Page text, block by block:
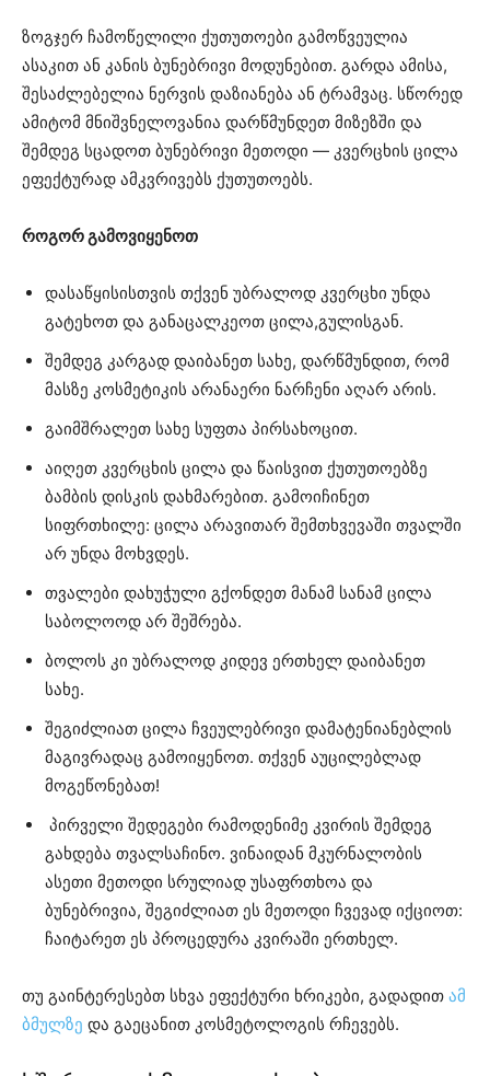
ზოგჯერ ჩამოწელილი ქუთუთოები გამოწვეულია
ასაკით ან კანის ბუნებრივი მოდუნებით. გარდა ამისა,
შესაძლებელია ნერვის დაზიანება ან ტრამვაც. სწორედ
ამიტომ მნიშვნელოვანია დარწმუნდეთ მიზეზში და
შემდეგ სცადოთ ბუნებრივი მეთოდი — კვერცხის ცილა
ეფექტურად ამკვრივებს ქუთუთოებს.
როგორ გამოვიყენოთ
დასაწყისისთვის თქვენ უბრალოდ კვერცხი უნდა
გატეხოთ და განაცალკეოთ ცილა,გულისგან.
შემდეგ კარგად დაიბანეთ სახე, დარწმუნდით, რომ
მასზე კოსმეტიკის არანაერი ნარჩენი აღარ არის.
გაიმშრალეთ სახე სუფთა პირსახოცით.
აიღეთ კვერცხის ცილა და წაისვით ქუთუთოებზე
ბამბის დისკის დახმარებით. გამოიჩინეთ
სიფრთხილე: ცილა არავითარ შემთხვევაში თვალში
არ უნდა მოხვდეს.
თვალები დახუჭული გქონდეთ მანამ სანამ ცილა
საბოლოოდ არ შეშრება.
ბოლოს კი უბრალოდ კიდევ ერთხელ დაიბანეთ
სახე.
შეგიძლიათ ცილა ჩვეულებრივი დამატენიანებლის
მაგივრადაც გამოიყენოთ. თქვენ აუცილებლად
მოგეწონებათ!
პირველი შედეგები რამოდენიმე კვირის შემდეგ
გახდება თვალსაჩინო. ვინაიდან მკურნალობის
ასეთი მეთოდი სრულიად უსაფრთხოა და
ბუნებრივია, შეგიძლიათ ეს მეთოდი ჩვევად იქციოთ:
ჩაიტარეთ ეს პროცედურა კვირაში ერთხელ.
თუ გაინტერესებთ სხვა ეფექტური ხრიკები, გადადით ამ
ბმულზე და გაეცანით კოსმეტოლოგის რჩევებს.